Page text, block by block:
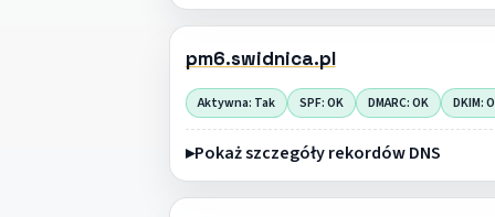
pm6.swidnica.pl
Aktywna: Tak SPF: OK DMARC: OK DKIM:
Pokaż szczegóły rekordów DNS